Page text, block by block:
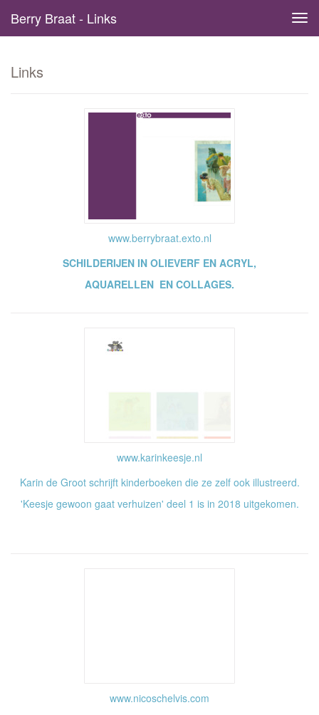
Berry Braat - Links
Links
www.berrybraat.exto.nl
SCHILDERIJEN IN OLIEVERF EN ACRYL,
AQUARELLEN EN COLLAGES.
www.karinkeesje.nl
Karin de Groot schrijft kinderboeken die ze zelf ook illustreerd.
'Keesje gewoon gaat verhuizen' deel 1 is in 2018 uitgekomen.
www.nicoschelvis.com